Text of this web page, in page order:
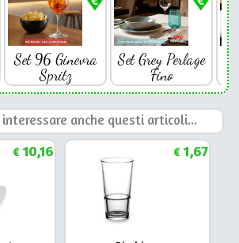
Set 96 Ginevra
Spritz
Set Grey Perlage
Fino
anche questi articoli...
€10,16 €1,67